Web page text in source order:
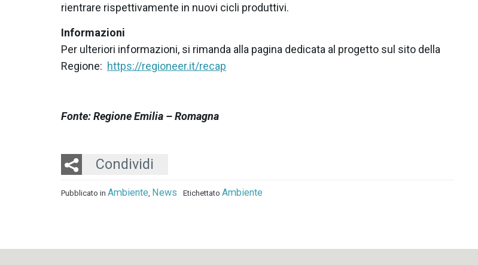
rientrare rispettivamente in nuovi cicli produttivi.
Informazioni
Per ulteriori informazioni, si rimanda alla pagina dedicata al progetto sul sito della
Regione: https://regioneer.it/recap
Fonte: Regione Emilia – Romagna
Condividi
Twitter
LinkedIn
Email
Pubblicato in Ambiente, News Etichettato Ambiente